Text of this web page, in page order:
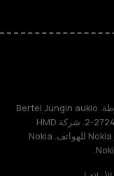
TM و © 2026 HMD Global. جميع الحقوق محفوظة. Bertel Jungin aukio
9, 02600 Espoo, Finland. مُعرِّف الشركة: 2724044-2. شركة HMD
Global Oy حاصلة على ترخيص من الاسم التجاري Nokia للهواتف. Nokia